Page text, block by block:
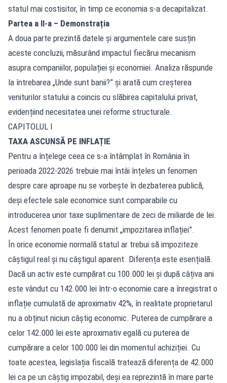
statul mai costisitor, în timp ce economia s-a decapitalizat.
Partea a II-a – Demonstrația
A doua parte prezintă datele și argumentele care susțin
aceste concluzii, măsurând impactul fiecărui mecanism
asupra companiilor, populației și economiei. Analiza răspunde
la întrebarea „Unde sunt banii?” și arată cum creșterea
veniturilor statului a coincis cu slăbirea capitalului privat,
evidențiind necesitatea unei reforme structurale.
CAPITOLUL I
TAXA ASCUNSĂ PE INFLAȚIE
Pentru a înțelege ceea ce s-a întâmplat în România în
perioada 2022-2026 trebuie mai întâi înțeles un fenomen
despre care aproape nu se vorbește în dezbaterea publică,
deși efectele sale economice sunt comparabile cu
introducerea unor taxe suplimentare de zeci de miliarde de lei.
Acest fenomen poate fi denumit „impozitarea inflației”.
În orice economie normală statul ar trebui să impoziteze
câștigul real și nu câștigul aparent. Diferența este esențială.
Dacă un activ este cumpărat cu 100.000 lei și după câțiva ani
este vândut cu 142.000 lei într-o economie care a înregistrat o
inflație cumulată de aproximativ 42%, în realitate proprietarul
nu a obținut niciun câștig economic. Puterea de cumpărare a
celor 142.000 lei este aproximativ egală cu puterea de
cumpărare a celor 100.000 lei din momentul achiziției. Cu
toate acestea, legislația fiscală tratează diferența de 42.000
lei ca pe un câștig impozabil, deși ea reprezintă în mare parte